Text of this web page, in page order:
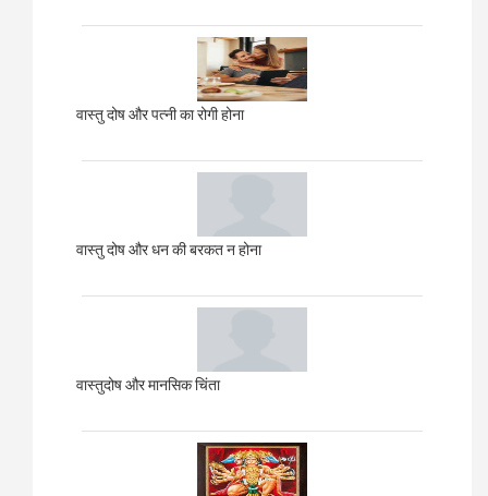
वास्तु दोष और पत्नी का रोगी होना
वास्तु दोष और धन की बरकत न होना
वास्तुदोष और मानसिक चिंता